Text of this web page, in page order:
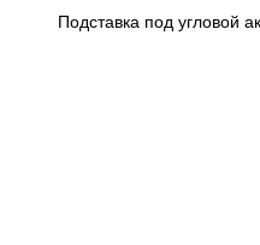
Подставка под угловой